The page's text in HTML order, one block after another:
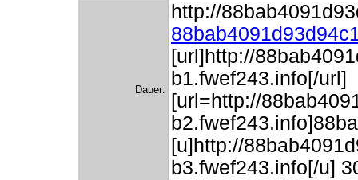
Dauer:
http://
[url]http://
b1.fwef243.info[/url]
[url=http://
[u]http://
b3.fwef243.info[/u]